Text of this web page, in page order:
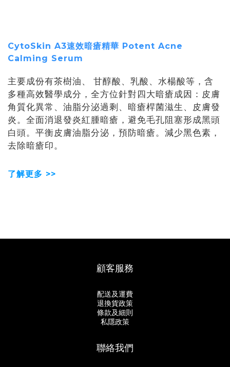
CytoSkin A3速效暗瘡精華 Potent Acne
Calming Serum
主要成份有茶樹油、 甘醇酸、乳酸、水楊酸等，含
多種高效醫學成分，全方位針對四大暗瘡成因：皮膚
角質化異常、油脂分泌過剩、暗瘡桿菌滋生、皮膚發
炎。全面消退發炎紅腫暗瘡，避免毛孔阻塞形成黑頭
白頭。平衡皮膚油脂分泌，預防暗瘡。減少黑色素，
去除暗瘡印。
了解更多 >>
顧客服務
配送及運費
退換貨政策
條款及細則
私隱政策
聯絡我們